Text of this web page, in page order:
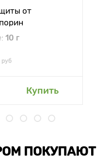
от
10 г
руб
Купить
ПОКУПАЮТ